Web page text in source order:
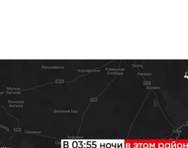
збиття російського безпілотника типу
територію.
з посиланням на власні джерела, а
проти 29 серпня один із російських
районі. Це сталося о 03:30.